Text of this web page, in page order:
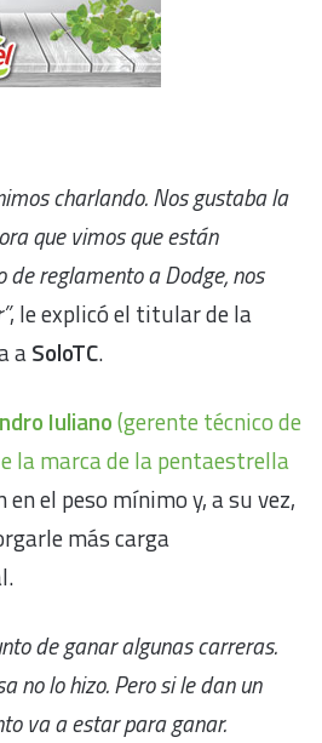
charlando. Nos gustaba la
que vimos que están
reglamento a Dodge, nos
, le explicó el titular de la
aSoloTC.
Iuliano(gerente técnico de
la marca de la pentaestrella
el peso mínimo y, a su vez,
más carga
de ganar algunas carreras.
no lo hizo. Pero si le dan un
va a estar para ganar.